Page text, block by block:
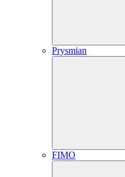
Prysmian
FIMO